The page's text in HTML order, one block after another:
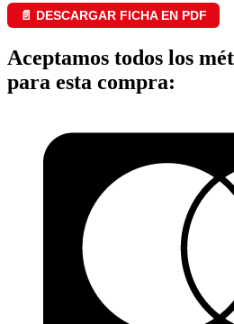
📄 DESCARGAR FICHA EN PDF
Aceptamos todos los
para esta compra: